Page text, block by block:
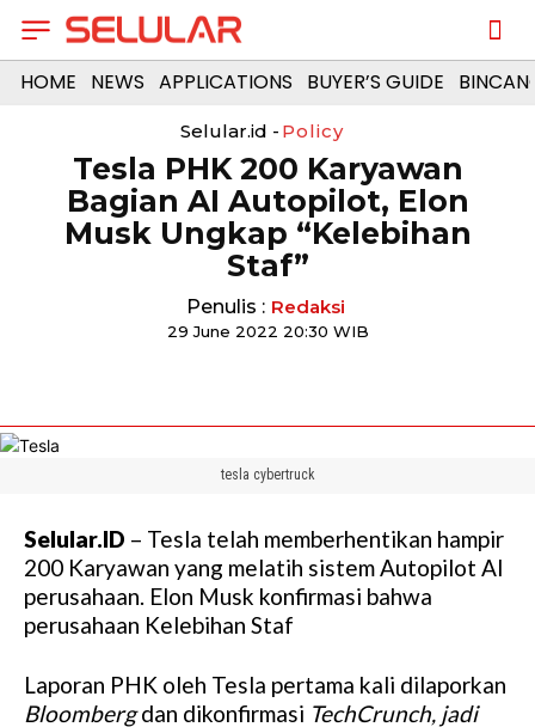
HOME NEWS APPLICATIONS BUYER’S GUIDE
Selular.id - Policy
Tesla PHK 200 Karyawan
Bagian AI Autopilot, Elon
Musk Ungkap “Kelebihan
Staf”
Penulis : Redaksi
29 June 2022 20:30 WIB
tesla cybertruck
Selular.ID – Tesla telah memberhentikan hampir
200 Karyawan yang melatih sistem Autopilot AI
perusahaan. Elon Musk konfirmasi bahwa
perusahaan Kelebihan Staf
Laporan PHK oleh Tesla pertama kali dilaporkan
Bloombergdan dikonfirmasi TechCrunch, jadi